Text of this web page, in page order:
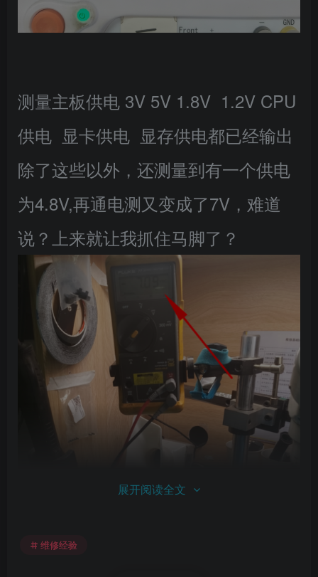
测量主板供电 3V 5V 1.8V 1.2V CPU
供电 显卡供电 显存供电都已经输出
除了这些以外，还测量到有一个供电
为4.8V,再通电测又变成了7V，难道
说？上来就让我抓住马脚了？
展开阅读全文
维修经验